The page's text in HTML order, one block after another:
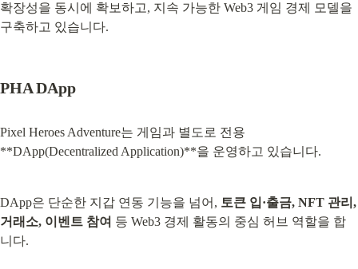
확장성을 동시에 확보하고, 지속 가능한 Web3 게임 경제 모델을
구축하고 있습니다.
PHA DApp
Pixel Heroes Adventure는 게임과 별도로 전용
**DApp(Decentralized Application)**을 운영하고 있습니다.
DApp은 단순한 지갑 연동 기능을 넘어, 토큰 입·출금, NFT 관리,
거래소, 이벤트 참여 등 Web3 경제 활동의 중심 허브 역할을 합
니다.